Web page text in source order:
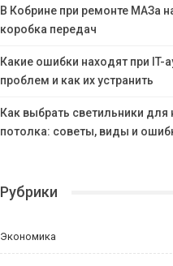
В Кобрине при ремонте МАЗа
коробка передач
Какие ошибки находят при IT-
проблем и как их устранить
Как выбрать светильники для
потолка: советы, виды и
Рубрики
Экономика